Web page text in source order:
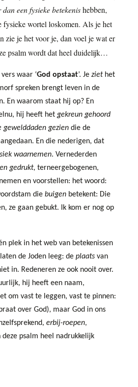
dan een fysieke betekenishebben,
fysieke wortel loskomen. Als je het
zie je het voor je, dan voel je wat er
psalm wordt dat heel duidelijk…
waar ‘God opstaat’. Je ziethet
spreken brengt leven in de
En waarom staat hij op? En
hij heeft het gekreun gehoord
gewelddaden gezien die de
En die nederigen, dat
waarnemen. Vernederden
gedrukt, terneergebogenen,
en voorstellen: het woord:
die buigen betekent: Die
ze gaan gebukt. Ik kom er nog op
plek in het web van betekenissen
de Joden leeg: de plaats van
in. Redeneren ze ook nooit over.
hij heeft een naam,
om vast te leggen, vast te pinnen:
over God), maar God in ons
erbij-roepen,
psalm heel nadrukkelijk